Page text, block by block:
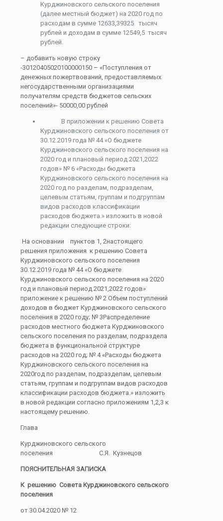
Курджиновского сельского поселения
(далее местный бюджет) на 2020 год по
расходам в сумме 12633,39325 тысяч
рублей и доходам в сумме 12549,5 тысяч
рублей.
– добавить новую строку
-30120405020100000150 – «Поступления от
денежных пожертвований, предоставляемых
негосударственными организациями
получателям средств бюджетов сельских
поселений»- 50000,00 рублей
В приложении к решению Совета
Курджиновского сельского поселения от
30.12.2019 года № 44 «О бюджете
Курджиновского сельского поселения на
2020 год и плановый период 2021,2022
годов» № 6 «Расходы бюджета
Курджиновского сельского поселения на
2020 год по разделам, подразделам,
целевым статьям, группам и подгруппам
видов расходов классификации
расходов бюджета.» изложить в новой
редакции следующие строки:
На основании пунктов 1, 2настоящего
решения приложения к решению Совета
Курджиновского сельского поселения
30.12.2019 года № 44 «О бюджете
Курджиновского сельского поселения на 2020
год и плановый период 2021,2022 годов»
приложение к решению № 2 Объем поступлений
доходов в бюджет Курджиновского сельского
поселения в 2020 году; № 3Распределение
расходов местного бюджета Курджиновского
сельского поселения по разделам, подраздела
бюджета в функциональной структуре
расходов на 2020 год; № 4 «Расходы бюджета
Курджиновского сельского поселения на
2020год по разделам, подразделам, целевым
статьям, группам и подгруппам видов расходов
классификации расходов бюджета.» изложить
в новой редакции согласно приложениям 1,2,3 к
настоящему решению.
Глава
Курджиновского сельского
поселения С.Я. Кузнецов
ПОЯСНИТЕЛЬНАЯ ЗАПИСКА
К решению Совета Курджиновского сельского
поселения
от 30.04.2020 № 12